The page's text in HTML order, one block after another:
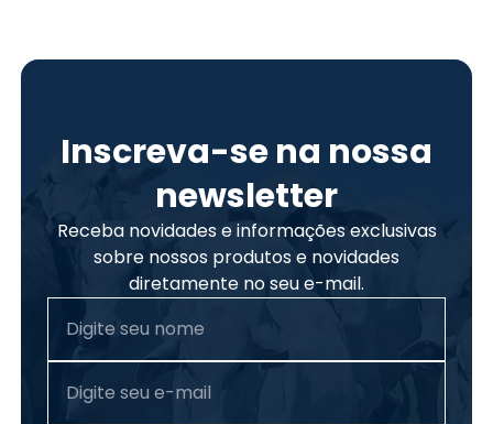
Inscreva-se na nossa
newsletter
Receba novidades e informações exclusivas
sobre nossos produtos e novidades
diretamente no seu e-mail.